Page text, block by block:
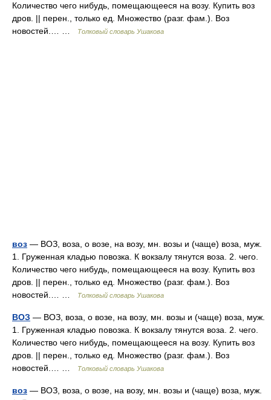
Количество чего нибудь, помещающееся на возу. Купить воз
дров. || перен., только ед. Множество (разг. фам.). Воз
новостей.… …
Толковый словарь Ушакова
воз — ВОЗ, воза, о возе, на возу, мн. возы и (чаще) воза, муж.
1. Груженная кладью повозка. К вокзалу тянутся воза. 2. чего.
Количество чего нибудь, помещающееся на возу. Купить воз
дров. || перен., только ед. Множество (разг. фам.). Воз
новостей.… …
Толковый словарь Ушакова
ВОЗ — ВОЗ, воза, о возе, на возу, мн. возы и (чаще) воза, муж.
1. Груженная кладью повозка. К вокзалу тянутся воза. 2. чего.
Количество чего нибудь, помещающееся на возу. Купить воз
дров. || перен., только ед. Множество (разг. фам.). Воз
новостей.… …
Толковый словарь Ушакова
воз — ВОЗ, воза, о возе, на возу, мн. возы и (чаще) воза, муж.